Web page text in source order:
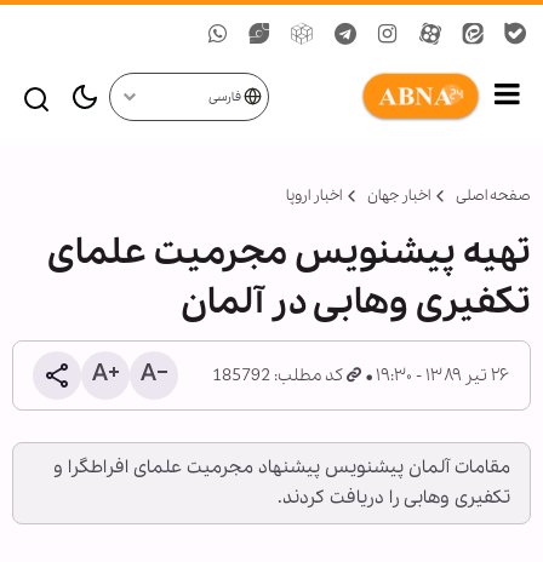
فارسی
صفحه اصلی اخبار جهان اخبار اروپا
تهیه پیش‏نویس مجرمیت علمای
تکفیری وهابی در آلمان
۲۶ تیر ۱۳۸۹ - ۱۹:۳۰ کد مطلب: 185792
مقامات آلمان پیش‏نویس پیشنهاد مجرمیت علمای افراط‏گرا و
تکفیری وهابی را دریافت کردند.